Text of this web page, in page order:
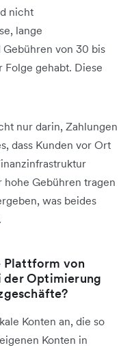
nicht
lange
von 30 bis
Folge gehabt. Diese
nur darin, Zahlungen
dass Kunden vor Ort
Gebühren tragen
was beides
Plattform von
der Optimierung
Konten an, die so
Konten in